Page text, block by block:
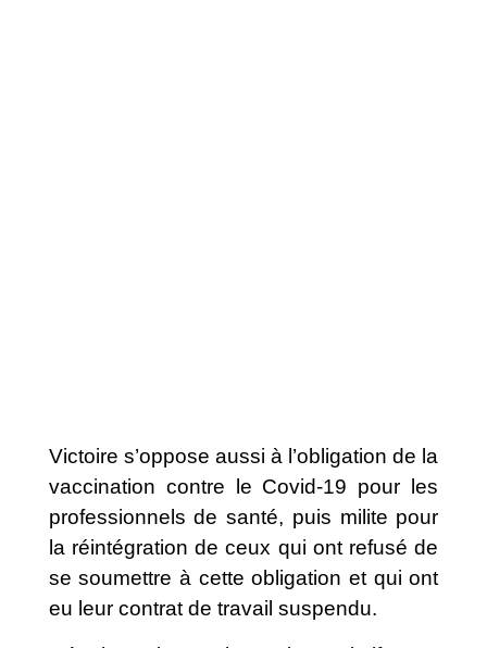
Victoire s’oppose aussi à l’obligation de la
vaccination contre le Covid-19 pour les
professionnels de santé, puis milite pour
la réintégration de ceux qui ont refusé de
se soumettre à cette obligation et qui ont
eu leur contrat de travail suspendu.